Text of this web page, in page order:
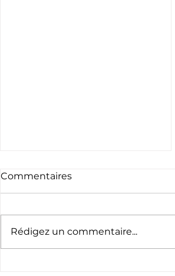
Commentaires
Rédigez un commentaire...